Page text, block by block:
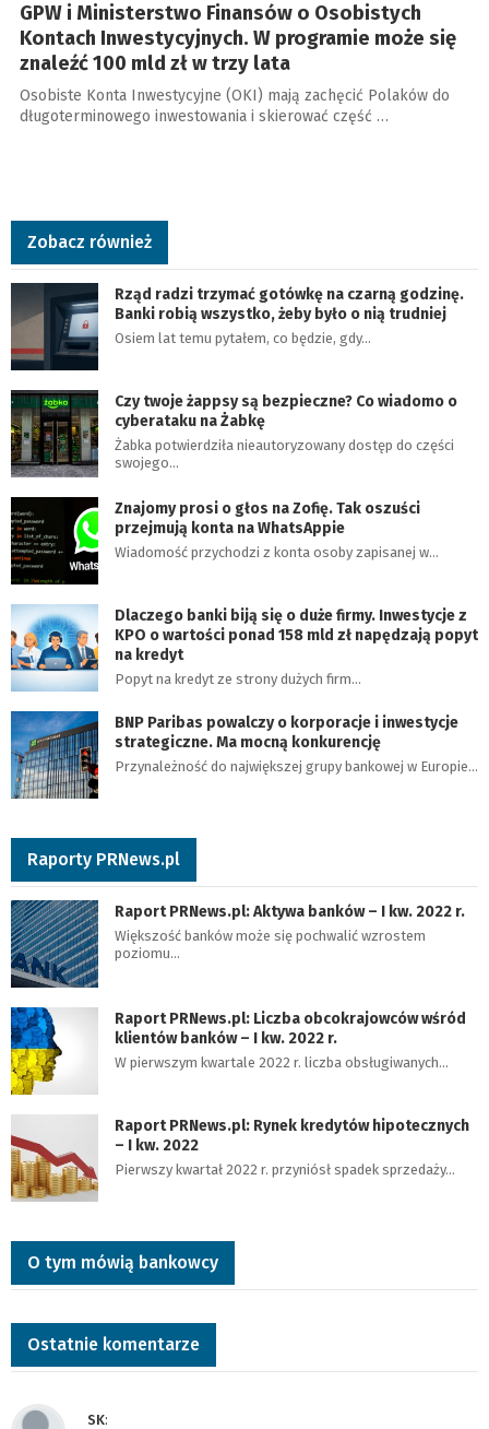
GPW i Ministerstwo Finansów o Osobistych
Kontach Inwestycyjnych. W programie może się
znaleźć 100 mld zł w trzy lata
Osobiste Konta Inwestycyjne (OKI) mają zachęcić Polaków do
długoterminowego inwestowania i skierować część …
Zobacz również
Rząd radzi trzymać gotówkę na czarną godzinę.
Banki robią wszystko, żeby było o nią trudniej
Osiem lat temu pytałem, co będzie, gdy…
Czy twoje żappsy są bezpieczne? Co wiadomo o
cyberataku na Żabkę
Żabka potwierdziła nieautoryzowany dostęp do części
swojego…
Znajomy prosi o głos na Zofię. Tak oszuści
przejmują konta na WhatsAppie
Wiadomość przychodzi z konta osoby zapisanej w…
Dlaczego banki biją się o duże firmy. Inwestycje z
KPO o wartości ponad 158 mld zł napędzają popyt
na kredyt
Popyt na kredyt ze strony dużych firm…
BNP Paribas powalczy o korporacje i inwestycje
strategiczne. Ma mocną konkurencję
Przynależność do największej grupy bankowej w Europie…
Raporty PRNews.pl
Raport PRNews.pl: Aktywa banków – I kw. 2022 r.
Większość banków może się pochwalić wzrostem
poziomu…
Raport PRNews.pl: Liczba obcokrajowców wśród
klientów banków – I kw. 2022 r.
W pierwszym kwartale 2022 r. liczba obsługiwanych…
Raport PRNews.pl: Rynek kredytów hipotecznych
– I kw. 2022
Pierwszy kwartał 2022 r. przyniósł spadek sprzedaży…
O tym mówią bankowcy
Ostatnie komentarze
SK: